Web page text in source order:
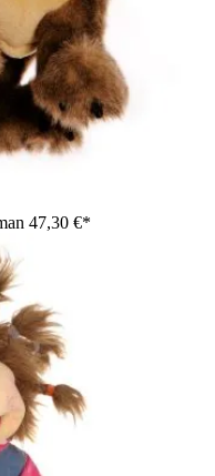
47,30 €*